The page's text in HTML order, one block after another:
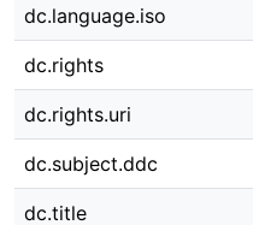
dc.language.iso
dc.rights
dc.rights.uri
dc.subject.ddc
dc.title